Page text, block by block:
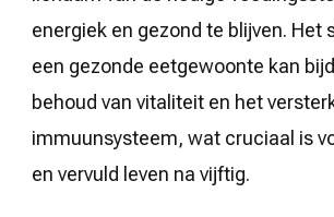
energiek en gezond te blijven. Het
een gezonde eetgewoonte kan
behoud van vitaliteit en het
immuunsysteem, wat cruciaal is
en vervuld leven na vijftig.